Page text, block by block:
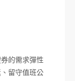
的需求彈性
留守值班公